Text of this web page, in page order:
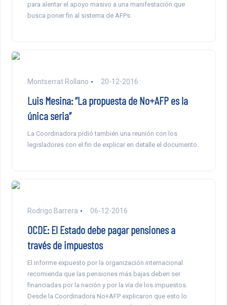
para alentar el apoyo masivo a una manifestación que
busca poner fin al sistema de AFPs.
Montserrat Rollano 20-12-2016
Luis Mesina: “La propuesta de No+AFP es la
única seria”
La Coordinadora pidió también una reunión con los
legisladores con el fin de explicar en detalle el documento.
Rodrigo Barrera 06-12-2016
OCDE: El Estado debe pagar pensiones a
través de impuestos
El informe expuesto por la organización internacional
recomienda que las pensiones más bajas deben ser
financiadas por la nación y por la vía de los impuestos.
Desde la Coordinadora No+AFP explicaron que esto lo